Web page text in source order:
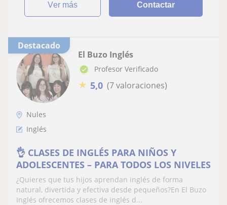
ver más Contactar
Destacado
El Buzo Inglés
Profesor Verificado
★ 5,0 (7 valoraciones)
Nules
Inglés
👌 CLASES DE INGLÉS PARA NIÑOS Y
ADOLESCENTES – PARA TODOS LOS NIVELES
¿Quieres que tus hijos aprendan inglés de forma
natural, divertida y efectiva desde pequeños?En El Buzo
Inglés ofrecemos clases de inglés d...